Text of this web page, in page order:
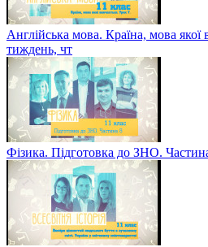
Англійська мова. Країна, мова якої
тиждень, чт
Фізика. Підготовка до ЗНО.